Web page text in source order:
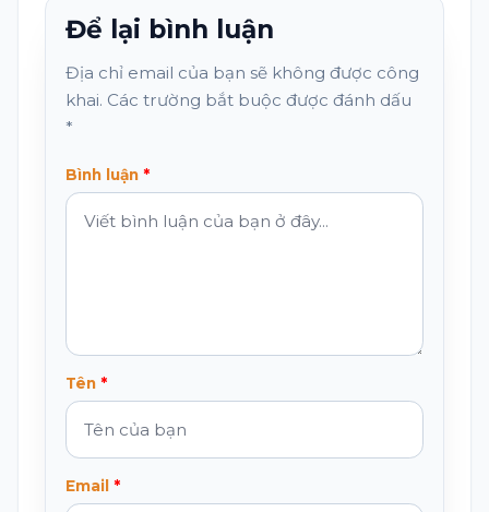
Để lại bình luận
Địa chỉ email của bạn sẽ không được công
khai. Các trường bắt buộc được đánh dấu
*
Bình luận
Tên
Email